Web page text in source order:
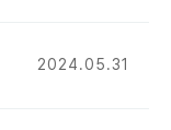
2024.05.31